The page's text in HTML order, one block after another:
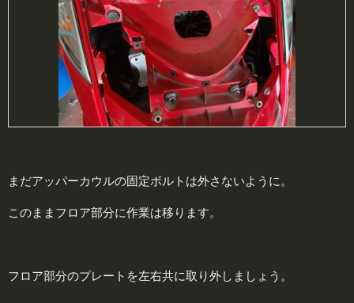
まだアッパーカウルの固定ボルトは外さないように。
このままフロア部分に作業は移ります。
フロア部分のプレートを左右共に取り外しましょう。